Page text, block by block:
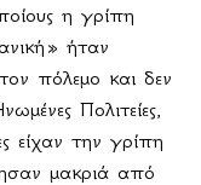
η γρίπη
ήταν
πόλεμο και δεν
Πολιτείες,
είχαν την γρίπη
μακριά από